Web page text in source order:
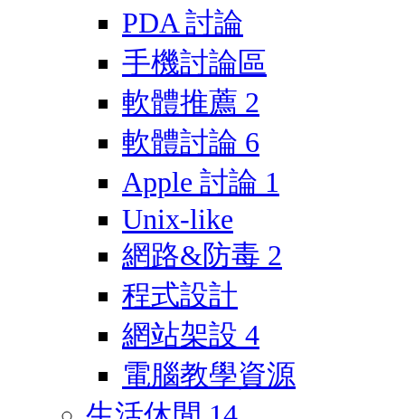
PDA 討論
手機討論區
軟體推薦 2
軟體討論 6
Apple 討論 1
Unix-like
網路&防毒 2
程式設計
網站架設 4
電腦教學資源